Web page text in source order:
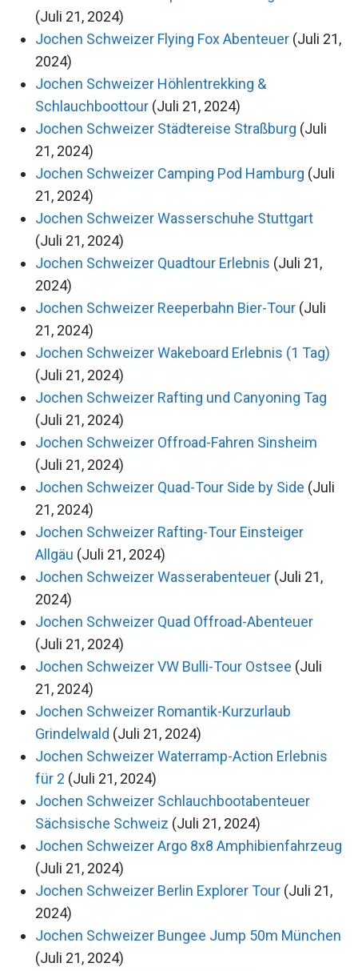
(Juli 21, 2024)
Jochen Schweizer Flying Fox Abenteuer (Juli 21,
2024)
Jochen Schweizer Höhlentrekking &
Schlauchboottour (Juli 21, 2024)
Jochen Schweizer Städtereise Straßburg (Juli
21, 2024)
Jochen Schweizer Camping Pod Hamburg (Juli
21, 2024)
Jochen Schweizer Wasserschuhe Stuttgart
(Juli 21, 2024)
Jochen Schweizer Quadtour Erlebnis (Juli 21,
2024)
Jochen Schweizer Reeperbahn Bier-Tour (Juli
21, 2024)
Jochen Schweizer Wakeboard Erlebnis (1 Tag)
(Juli 21, 2024)
Jochen Schweizer Rafting und Canyoning Tag
(Juli 21, 2024)
Jochen Schweizer Offroad-Fahren Sinsheim
(Juli 21, 2024)
Jochen Schweizer Quad-Tour Side by Side (Juli
21, 2024)
Jochen Schweizer Rafting-Tour Einsteiger
Allgäu (Juli 21, 2024)
Jochen Schweizer Wasserabenteuer (Juli 21,
2024)
Jochen Schweizer Quad Offroad-Abenteuer
(Juli 21, 2024)
Jochen Schweizer VW Bulli-Tour Ostsee (Juli
21, 2024)
Jochen Schweizer Romantik-Kurzurlaub
Grindelwald (Juli 21, 2024)
Jochen Schweizer Waterramp-Action Erlebnis
für 2 (Juli 21, 2024)
Jochen Schweizer Schlauchbootabenteuer
Sächsische Schweiz (Juli 21, 2024)
Jochen Schweizer Argo 8x8 Amphibienfahrzeug
(Juli 21, 2024)
Jochen Schweizer Berlin Explorer Tour (Juli 21,
2024)
Jochen Schweizer Bungee Jump 50m München
(Juli 21, 2024)